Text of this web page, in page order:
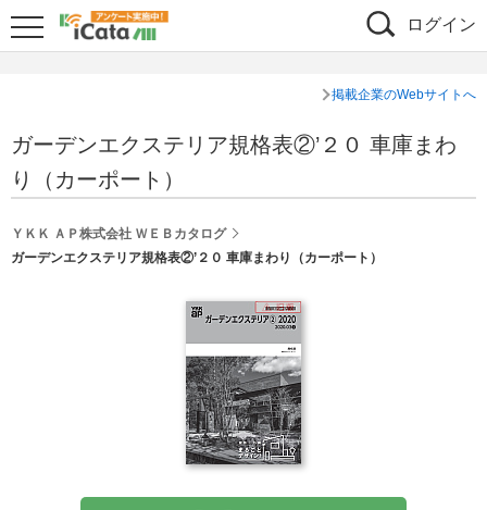
ログイン
掲載企業のWebサイトへ
ガーデンエクステリア規格表②’２０ 車庫まわ
り（カーポート）
ＹＫＫ ＡＰ株式会社 ＷＥＢカタログ
ガーデンエクステリア規格表②’２０ 車庫まわり（カーポート）